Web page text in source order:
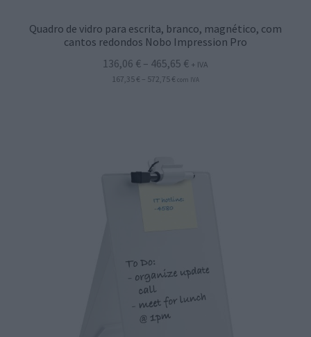
Quadro de vidro para escrita, branco, magnético, com
cantos redondos Nobo Impression Pro
136,06 € – 465,65 €Price
range:
+ IVA
167,35 € – 572,75 € Price
com IVA